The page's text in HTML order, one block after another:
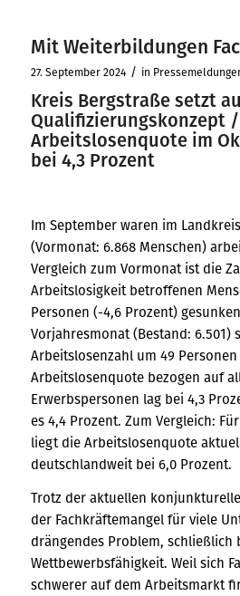
Mit Weiterbildungen
27. September 2024 / in
Kreis Bergstraße setzt
Qualifizierungskonzept /
Arbeitslosenquote im
bei 4,3 Prozent
Im September waren im
(Vormonat: 6.868 Menschen)
Vergleich zum Vormonat ist die
Arbeitslosigkeit betroffenen
Personen (-4,6 Prozent)
Vorjahresmonat (Bestand: 6.501)
Arbeitslosenzahl um 49
Arbeitslosenquote bezogen auf
Erwerbspersonen lag bei 4,3
es 4,4 Prozent. Zum Vergleich:
liegt die Arbeitslosenquote
deutschlandweit bei 6,0 Prozent.
Trotz der aktuellen
der Fachkräftemangel für viele
drängendes Problem,
Wettbewerbsfähigkeit. Weil sich
schwerer auf dem Arbeitsmarkt